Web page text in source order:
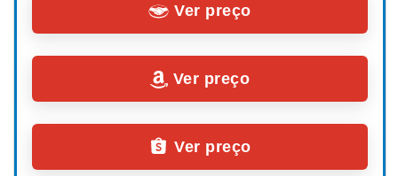
Ver preço
Ver preço
Ver preço